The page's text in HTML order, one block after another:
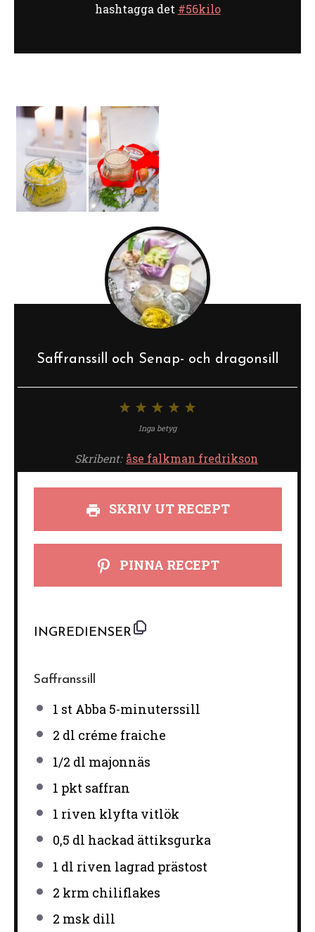
hashtagga det #56kilo
Saffranssill och Senap- och dragonsill
5
4
3
stjärnor
2
stjärnor
1
stjärna
Inga betyg
Skribent: åse falkman fredrikson
SKRIV UT RECEPT
PINNA RECEPT
INGREDIENSER
Saffranssill
1 st Abba 5-minuterssill
2 dl créme fraiche
1/2 dl majonnäs
1 pkt saffran
1 riven klyfta vitlök
0,5 dl hackad ättiksgurka
1 dl riven lagrad prästost
2 krm chiliflakes
2 msk dill